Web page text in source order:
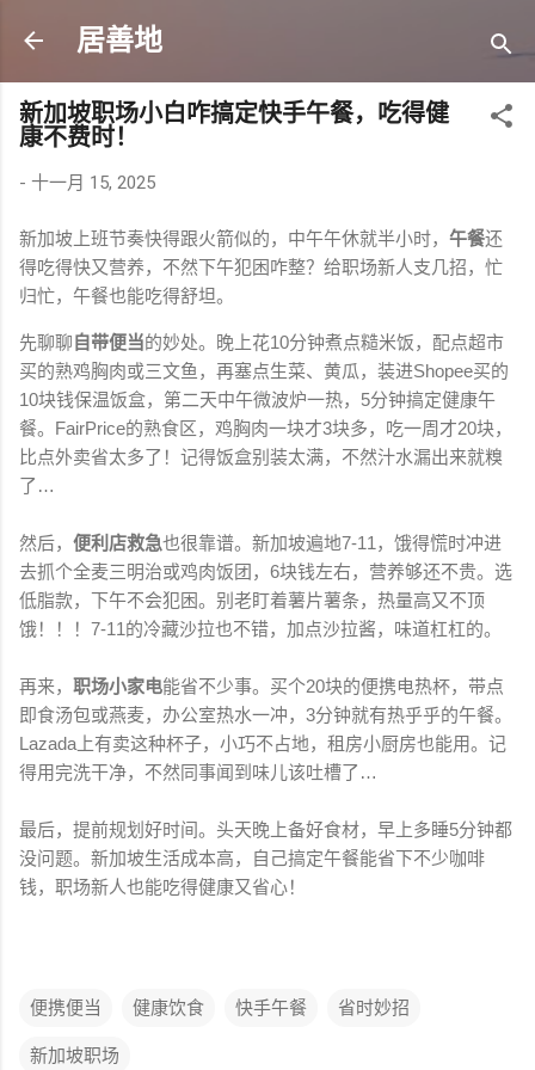
居善地
新加坡职场小白咋搞定快手午餐，吃得健
康不费时！
- 十一月 15, 2025
新加坡 上班节奏快得跟火箭似的， 中午午休就半小时， 午餐还
得吃得快又营养， 不然下午犯困咋整？ 给职场新人支几招， 忙
归忙， 午餐也能吃得舒坦。
先聊聊自带便当的妙处。 晚 上花10分钟煮点糙米饭， 配点超市
买的熟鸡胸肉或三文鱼 ， 再塞点生菜、 黄瓜， 装进Shopee买的
10块钱保温饭盒， 第二天中午微波炉一热， 5分钟搞定健康午
餐。 FairPrice的熟食区， 鸡胸肉一块才3块多， 吃一周 才20块，
比点外卖省太多了 ！ 记得饭盒别 装太满， 不然汁水漏出来就糗
了 …
然后， 便利 店救急也很靠谱。 新加坡遍地7-11 ， 饿得慌时冲进
去抓个全麦三 明治或鸡肉饭团 ， 6块钱左右， 营养够还不贵。 选
低脂款， 下午不会犯困。 别 老盯着薯片薯条， 热量高又不顶
饿！ ！ ！ 7-11的冷藏沙拉也不错， 加点沙拉酱， 味道杠杠的。
再来， 职场小家电能省不少事。 买个20块的便携电热杯， 带点
即食汤包或燕麦， 办公室热水一冲， 3分钟就有热乎乎的午餐。
L azada 上有卖这种杯子， 小巧不占地， 租 房小厨房也能用。 记
得用完洗干净， 不然同事闻到 味儿该吐槽了 …
最后， 提前规划 好时间。 头天晚 上备好食材， 早 上多睡5分钟都
没问题。 新加坡生活成本高， 自 己搞定午餐能省下不少咖啡
钱， 职场新人也能吃得健康又省心！
便携便当 健康饮食 快手午餐 省时妙招
新加坡职场